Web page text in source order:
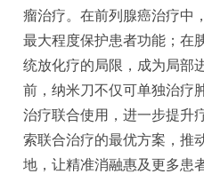
瘤治疗。在前列腺癌治疗中
最大程度保护患者功能；在
统放化疗的局限，成为局部
前，纳米刀不仅可单独治疗
治疗联合使用，进一步提升
索联合治疗的最优方案，推
地，让精准消融惠及更多患